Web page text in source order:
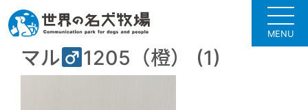
MENU
マル 1205（橙） (1)